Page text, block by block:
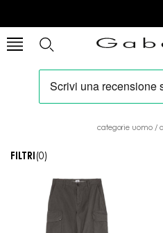
categorie uomo /
FILTRI (0)